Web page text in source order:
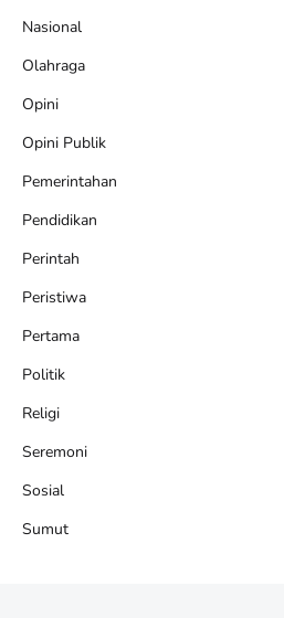
Nasional
Olahraga
Opini
Opini Publik
Pemerintahan
Pendidikan
Perintah
Peristiwa
Pertama
Politik
Religi
Seremoni
Sosial
Sumut